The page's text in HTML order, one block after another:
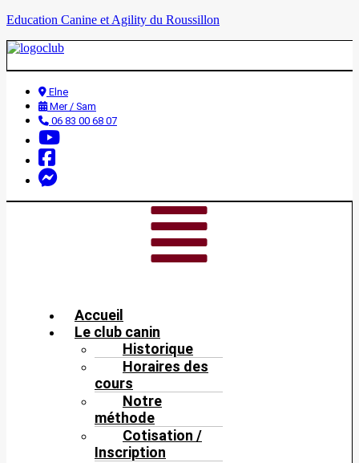
Education Canine et Agility du Roussillon
Elne
Mer / Sam
06 83 00 68 07
Accueil
Le club canin
Historique
Horaires des
cours
Notre
méthode
Cotisation /
Inscription